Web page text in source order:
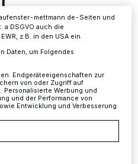
startet der
Menge Engagement
Datenschutzerklärung.
mettmann.de-Seiten und
a DSGVO auch die
z.B. in den USA ein.
Daten, um Folgendes
Endgeräteeigenschaften zur
von oder Zugriff auf
Personalisierte Werbung und
und der Performance von
Entwicklung und Verbesserung